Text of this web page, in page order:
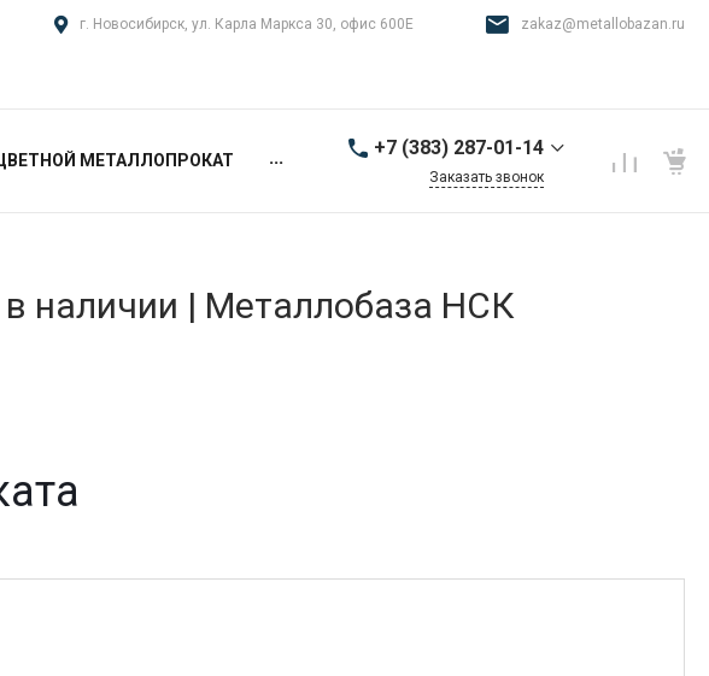
г. Новосибирск, ул. Карла Маркса 30, офис 600Е zakaz@metallobazan.ru
МЕТАЛЛОПРОКАТ ... +7 (383) 287-01-14
9:00-18:00 пн-пт
Заказать звонок
наличии | Металлобаза НСК